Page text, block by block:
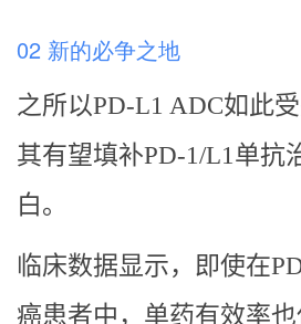
02 新的必争之地
之所以PD-L1 ADC如此
其有望填补PD-1/L1单抗
白。
临床数据显示，即使在
癌患者中，单药有效率